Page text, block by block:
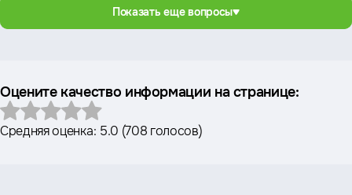
Показать еще вопросы
Оцените качество информации на странице:
Средняя оценка: 5.0 (708 голосов)